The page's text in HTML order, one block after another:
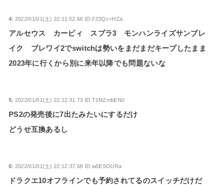
4: 2022/01/01(土) 22:11:52.66 ID:F23Qc+HZa
アルセウス カービィ スプラ3 モンハンライズサンブレ
イク ブレワイ2でswitchは勢いをまだまだキープしたまま
2023年に行くから別に来年以降でも問題ないな
5: 2022/01/01(土) 22:12:31.73 ID:T1MZmbEN0
PS2の発売後に7出たみたいにするだけ
どうせ互換あるし
6: 2022/01/01(土) 22:12:37.68 ID:ia5ESOURa
ドラクエ10オフラインでも予約されてるのスイッチだけだ